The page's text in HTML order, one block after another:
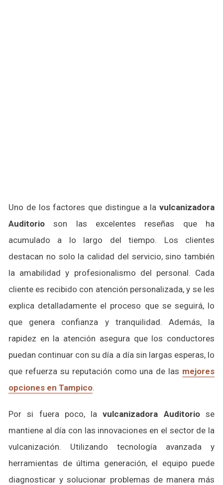
Uno de los factores que distingue a la vulcanizadora
Auditorio son las excelentes reseñas que ha
acumulado a lo largo del tiempo. Los clientes
destacan no solo la calidad del servicio, sino también
la amabilidad y profesionalismo del personal. Cada
cliente es recibido con atención personalizada, y se les
explica detalladamente el proceso que se seguirá, lo
que genera confianza y tranquilidad. Además, la
rapidez en la atención asegura que los conductores
puedan continuar con su día a día sin largas esperas, lo
que refuerza su reputación como una de las mejores
opciones en Tampico.
Por si fuera poco, lavulcanizadora Auditoriose
mantiene al día con las innovaciones en el sector de la
vulcanización. Utilizando tecnología avanzada y
herramientas de última generación, el equipo puede
diagnosticar y solucionar problemas de manera más